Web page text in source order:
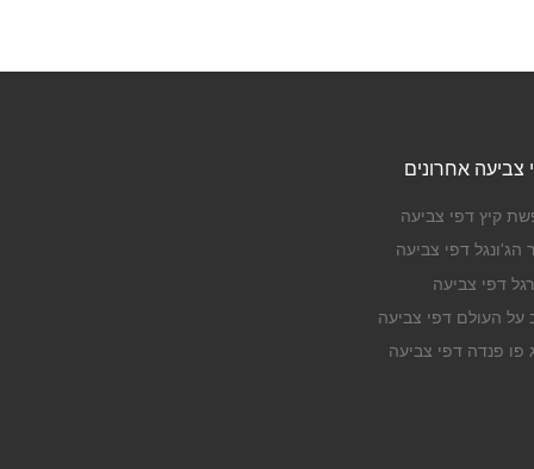
צביעה אחרונים
קיץ דפי צביעה
הג'ונגל דפי צביעה
דפי צביעה
על העולם דפי צביעה
פו פנדה דפי צביעה